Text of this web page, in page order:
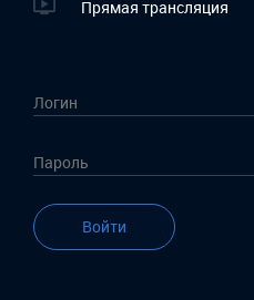
Прямая трансляция
Войти